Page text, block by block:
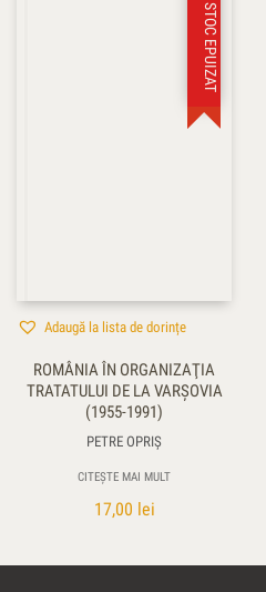
STOC EPUIZAT
Adaugă la lista de dorințe
ROMÂNIA ÎN ORGANIZAŢIA
TRATATULUI DE LA VARŞOVIA
(1955-1991)
PETRE OPRIŞ
CITEȘTE MAI MULT
17,00 lei